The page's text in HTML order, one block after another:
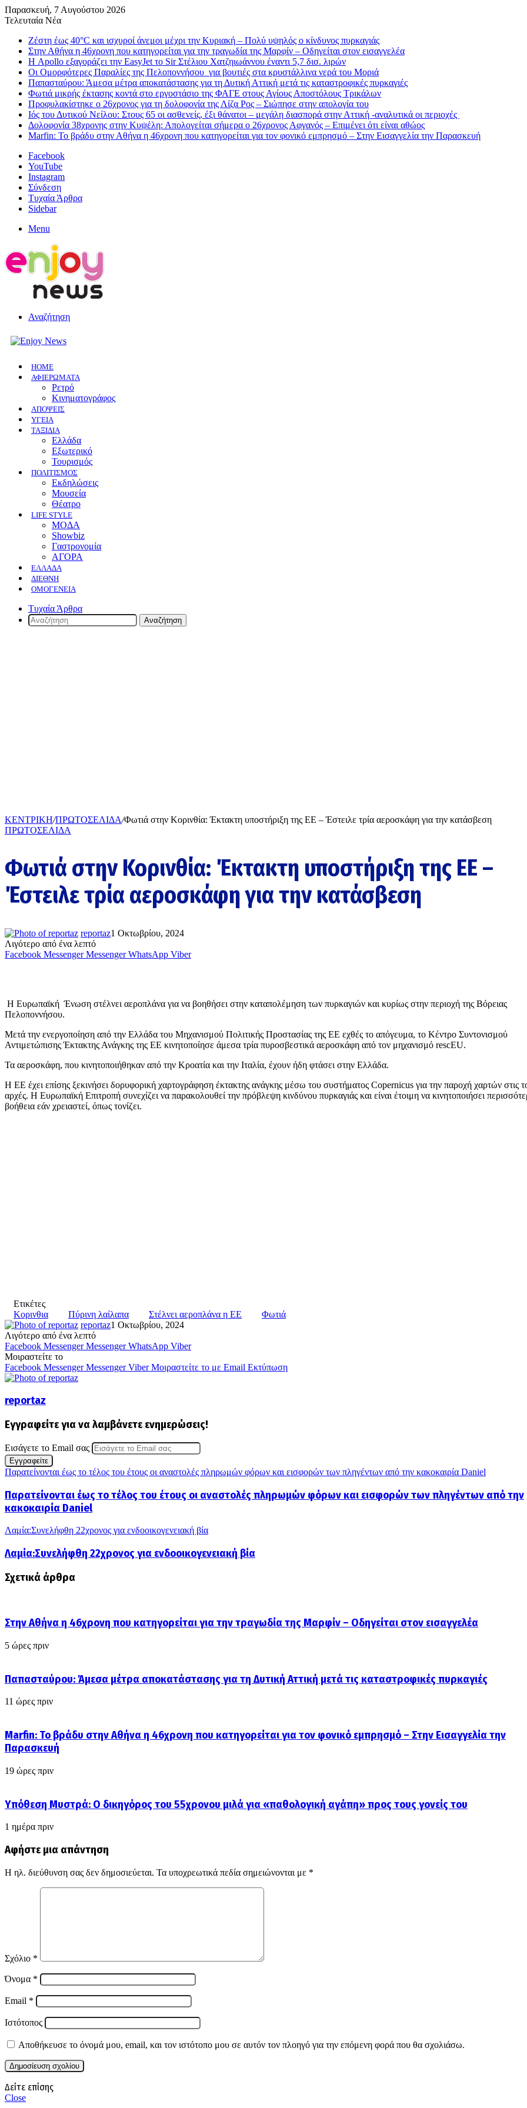
Παρασκευή, 7 Αυγούστου 2026
Τελευταία Νέα
Ζέστη έως 40°C και ισχυροί άνεμοι μέχρι την Κυριακή – Πολύ υψηλός ο κίνδυνος πυρκαγιάς
Στην Αθήνα η 46χρονη που κατηγορείται για την τραγωδία της Μαρφίν – Οδηγείται στον εισαγγελέα
Η Apollo εξαγοράζει την EasyJet το Sir Στέλιου Χατζηιωάννου έναντι 5,7 δισ. λιρών
Οι Ομορφότερες Παραλίες της Πελοποννήσου για βουτιές στα κρυστάλλινα νερά του Μοριά
Παπασταύρου: Άμεσα μέτρα αποκατάστασης για τη Δυτική Αττική μετά τις καταστροφικές πυρκαγιές
Φωτιά μικρής έκτασης κοντά στο εργοστάσιο της ΦΑΓΕ στους Αγίους Αποστόλους Τρικάλων
Προφυλακίστηκε ο 26χρονος για τη δολοφονία της Λίζα Ρος – Σιώπησε στην απολογία του
Ιός του Δυτικού Νείλου: Στους 65 οι ασθενείς, έξι θάνατοι – μεγάλη διασπορά στην Αττική -αναλυτικά οι περιοχές
Δολοφονία 38χρονης στην Κυψέλη: Απολογείται σήμερα ο 26χρονος Αφγανός – Επιμένει ότι είναι αθώος
Marfin: Το βράδυ στην Αθήνα η 46χρονη που κατηγορείται για τον φονικό εμπρησμό – Στην Εισαγγελία την Παρασκευή
Facebook
YouTube
Instagram
Σύνδεση
Τυχαία Άρθρα
Sidebar
Menu
Αναζήτηση
HOME
ΑΦΙΕΡΩΜΑΤΑ
Ρετρό
Κινηματογράφος
ΑΠΟΨΕΙΣ
ΥΓΕΙΑ
ΤΑΞΙΔΙΑ
Ελλάδα
Εξωτερικό
Τουρισμός
ΠΟΛΙΤΙΣΜΟΣ
Eκδηλώσεις
Mουσεία
Θέατρο
LIFE STYLE
ΜΟΔΑ
Showbiz
Γαστρονομία
ΑΓΟΡΑ
ΕΛΛΆΔΑ
ΔΙΕΘΝΉ
ΟΜΟΓΈΝΕΙΑ
Τυχαία Άρθρα
Αναζήτηση
ΚΕΝΤΡΙΚΗ/ΠΡΩΤΟΣΕΛΙΔΑ/Φωτιά στην Κορινθία: Έκτακτη υποστήριξη της ΕΕ – Έστειλε τρία αεροσκάφη για την κατάσβεση
ΠΡΩΤΟΣΕΛΙΔΑ
Φωτιά στην Κορινθία: Έκτακτη υποστήριξη της ΕΕ –
Έστειλε τρία αεροσκάφη για την κατάσβεση
reportaz1 Οκτωβρίου, 2024
Λιγότερο από ένα λεπτό
Facebook Messenger Messenger WhatsApp Viber
Η Ευρωπαϊκή Ένωση στέλνει αεροπλάνα για να βοηθήσει στην καταπολέμηση των πυρκαγιών και κυρίως στην περιοχή της Βόρειας
Πελοποννήσου.
Μετά την ενεργοποίηση από την Ελλάδα του Μηχανισμού Πολιτικής Προστασίας της ΕΕ εχθές το απόγευμα, το Κέντρο Συντονισμού
Αντιμετώπισης Έκτακτης Ανάγκης της ΕΕ κινητοποίησε άμεσα τρία πυροσβεστικά αεροσκάφη από τον μηχανισμό rescEU.
Τα αεροσκάφη, που κινητοποιήθηκαν από την Κροατία και την Ιταλία, έχουν ήδη φτάσει στην Ελλάδα.
Η ΕΕ έχει επίσης ξεκινήσει δορυφορική χαρτογράφηση έκτακτης ανάγκης μέσω του συστήματος Copernicus για την παροχή χαρτών στις
αρχές. Η Ευρωπαϊκή Επιτροπή συνεχίζει να παρακολουθεί την πρόβλεψη κινδύνου πυρκαγιάς και είναι έτοιμη να κινητοποιήσει
βοήθεια εάν χρειαστεί, όπως τονίζει.
Ετικέτες
Κορινθια
Πύρινη λαίλαπα Στέλνει αεροπλάνα η ΕΕ
Φωτιά
reportaz1 Οκτωβρίου, 2024
Λιγότερο από ένα λεπτό
Facebook Messenger Messenger WhatsApp Viber
Μοιραστείτε το
Facebook Messenger Messenger Viber Μοιραστείτε το με Email Εκτύπωση
reportaz
Εγγραφείτε για να λαμβάνετε ενημερώσεις!
Εισάγετε το Email σας
Παρατείνονται έως το τέλος του έτους οι αναστολές πληρωμών φόρων και εισφορών των πληγέντων από την κακοκαιρία Daniel
Παρατείνονται έως το τέλος του έτους οι αναστολές πληρωμών φόρων και εισφορών των πληγέντων από την
κακοκαιρία Daniel
Λαμία:Συνελήφθη 22χρονος για ενδοοικογενειακή βία
Λαμία:Συνελήφθη 22χρονος για ενδοοικογενειακή βία
Σχετικά άρθρα
Στην Αθήνα η 46χρονη που κατηγορείται για την τραγωδία της Μαρφίν – Οδηγείται στον εισαγγελέα
5 ώρες πριν
Παπασταύρου: Άμεσα μέτρα αποκατάστασης για τη Δυτική Αττική μετά τις καταστροφικές πυρκαγιές
11 ώρες πριν
Marfin: Το βράδυ στην Αθήνα η 46χρονη που κατηγορείται για τον φονικό εμπρησμό – Στην Εισαγγελία την
Παρασκευή
19 ώρες πριν
Υπόθεση Μυστρά: Ο δικηγόρος του 55χρονου μιλά για «παθολογική αγάπη» προς τους γονείς του
1 ημέρα πριν
Αφήστε μια απάντηση
Η ηλ. διεύθυνση σας δεν δημοσιεύεται. Τα υποχρεωτικά πεδία σημειώνονται με *
Σχόλιο *
Όνομα *
Email *
Ιστότοπος
Αποθήκευσε το όνομά μου, email, και τον ιστότοπο μου σε αυτόν τον πλοηγό για την επόμενη φορά που θα σχολιάσω.
Δείτε επίσης
Close